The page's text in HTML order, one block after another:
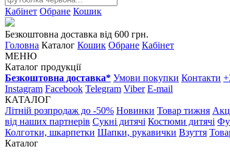
Кабінет Обране Кошик
Безкоштовна доставка від 600 грн.
Головна Каталог Кошик Обране Кабінет
МЕНЮ
Каталог продукції
Безкоштовна доставка* Умови покупки Контакти
Instagram Facebook Telegram Viber E-mail
КАТАЛОГ
Літній розпродаж до -50% Новинки Товар тижня
від наших партнерів Сукні дитячі Костюми дитячі
Колготки, шкарпетки Шапки, рукавички Взуття
Каталог